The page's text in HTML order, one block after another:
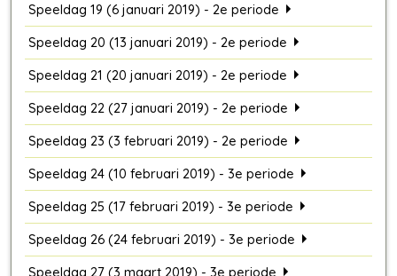
Speeldag 19 (6 januari 2019) - 2e periode
Speeldag 20 (13 januari 2019) - 2e periode
Speeldag 21 (20 januari 2019) - 2e periode
Speeldag 22 (27 januari 2019) - 2e periode
Speeldag 23 (3 februari 2019) - 2e periode
Speeldag 24 (10 februari 2019) - 3e periode
Speeldag 25 (17 februari 2019) - 3e periode
Speeldag 26 (24 februari 2019) - 3e periode
Speeldag 27 (3 maart 2019) - 3e periode